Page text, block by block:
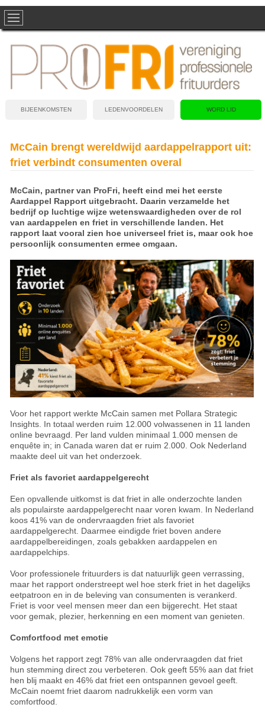
BIJEENKOMSTEN LEDENVOORDELEN WORD LID
McCain brengt wereldwijd aardappelrapport uit:
friet verbindt consumenten overal
McCain, partner van ProFri, heeft eind mei het eerste
Aardappel Rapport uitgebracht. Daarin verzamelde het
bedrijf op luchtige wijze wetenswaardigheden over de rol
van aardappelen en friet in verschillende landen. Het
rapport laat vooral zien hoe universeel friet is, maar ook hoe
persoonlijk consumenten ermee omgaan.
Voor het rapport werkte McCain samen met Pollara Strategic
Insights. In totaal werden ruim 12.000 volwassenen in 11 landen
online bevraagd. Per land vulden minimaal 1.000 mensen de
enquête in; in Canada waren dat er ruim 2.000. Ook Nederland
maakte deel uit van het onderzoek.
Friet als favoriet aardappelgerecht
Een opvallende uitkomst is dat friet in alle onderzochte landen
als populairste aardappelgerecht naar voren kwam. In Nederland
koos 41% van de ondervraagden friet als favoriet
aardappelgerecht. Daarmee eindigde friet boven andere
aardappelbereidingen, zoals gebakken aardappelen en
aardappelchips.
Voor professionele frituurders is dat natuurlijk geen verrassing,
maar het rapport onderstreept wel hoe sterk friet in het dagelijks
eetpatroon en in de beleving van consumenten is verankerd.
Friet is voor veel mensen meer dan een bijgerecht. Het staat
voor gemak, plezier, herkenning en een moment van genieten.
Comfortfood met emotie
Volgens het rapport zegt 78% van alle ondervraagden dat friet
hun stemming direct zou verbeteren. Ook geeft 55% aan dat friet
hen blij maakt en 46% dat friet een ontspannen gevoel geeft.
McCain noemt friet daarom nadrukkelijk een vorm van
comfortfood.